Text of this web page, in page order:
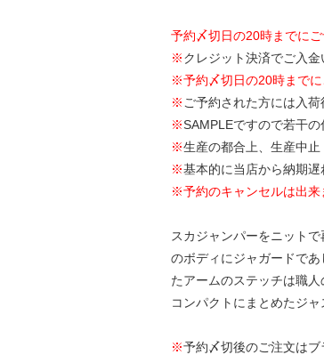
予約〆切日の20時までに
※クレジット決済でご入
※予約〆切日の20時まで
※ ご予約された方には入
※SAMPLEですので若干の
※生産の都合上、生産中止
※基本的に当店から納期
※予約のキャンセルは出来
スカジャンパーをニット
のボディにジャガードで
たアームのステッチは職
コンパクトにまとめたジ
※予約〆切後のご注文は